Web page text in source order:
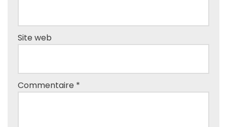
Site web
Commentaire *